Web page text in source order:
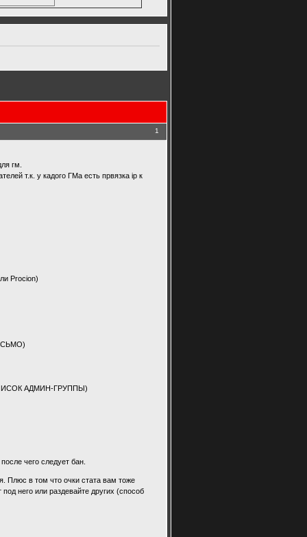
1
гм.
т.к. у кадого ГМа есть првязка ip к
Procion)
АДМИН-ГРУППЫ)
чего следует бан.
Плюс в том что очки стата вам тоже
него или раздевайте других (способ